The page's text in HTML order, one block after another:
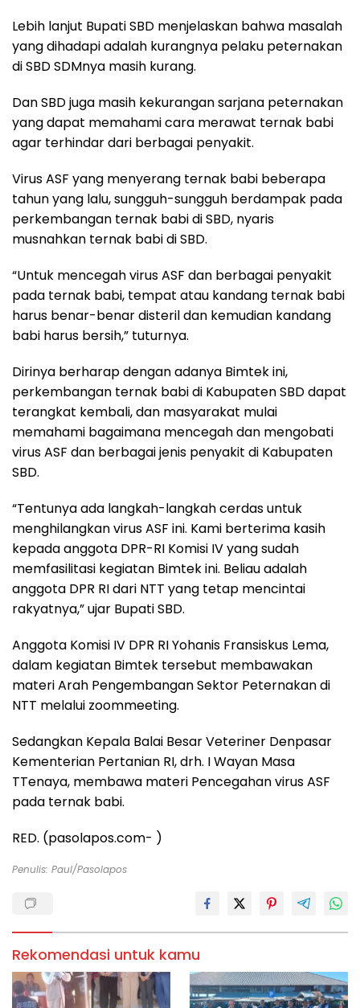
Lebih lanjut Bupati SBD menjelaskan bahwa masalah
yang dihadapi adalah kurangnya pelaku peternakan
di SBD SDMnya masih kurang.
Dan SBD juga masih kekurangan sarjana peternakan
yang dapat memahami cara merawat ternak babi
agar terhindar dari berbagai penyakit.
Virus ASF yang menyerang ternak babi beberapa
tahun yang lalu, sungguh-sungguh berdampak pada
perkembangan ternak babi di SBD, nyaris
musnahkan ternak babi di SBD.
“Untuk mencegah virus ASF dan berbagai penyakit
pada ternak babi, tempat atau kandang ternak babi
harus benar-benar disteril dan kemudian kandang
babi harus bersih,” tuturnya.
Dirinya berharap dengan adanya Bimtek ini,
perkembangan ternak babi di Kabupaten SBD dapat
terangkat kembali, dan masyarakat mulai
memahami bagaimana mencegah dan mengobati
virus ASF dan berbagai jenis penyakit di Kabupaten
SBD.
“Tentunya ada langkah-langkah cerdas untuk
menghilangkan virus ASF ini. Kami berterima kasih
kepada anggota DPR-RI Komisi IV yang sudah
memfasilitasi kegiatan Bimtek ini. Beliau adalah
anggota DPR RI dari NTT yang tetap mencintai
rakyatnya,” ujar Bupati SBD.
Anggota Komisi IV DPR RI Yohanis Fransiskus Lema,
dalam kegiatan Bimtek tersebut membawakan
materi Arah Pengembangan Sektor Peternakan di
NTT melalui zoommeeting.
Sedangkan Kepala Balai Besar Veteriner Denpasar
Kementerian Pertanian RI, drh. I Wayan Masa
TTenaya, membawa materi Pencegahan virus ASF
pada ternak babi.
RED. (pasolapos.com- )
Penulis: Paul/pasolapos
Rekomendasi untuk kamu